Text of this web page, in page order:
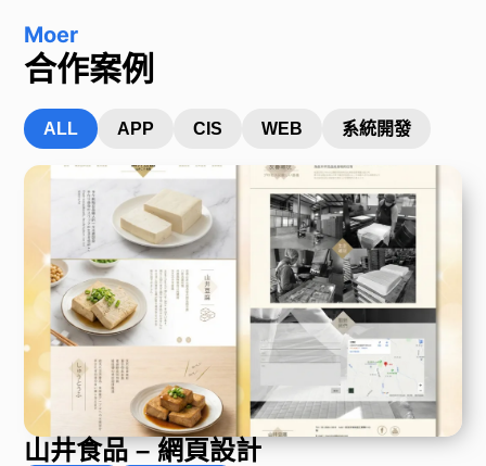
Moer
合作案例
APP CIS WEB 系統開發
ALL
山井食品 – 網頁設計